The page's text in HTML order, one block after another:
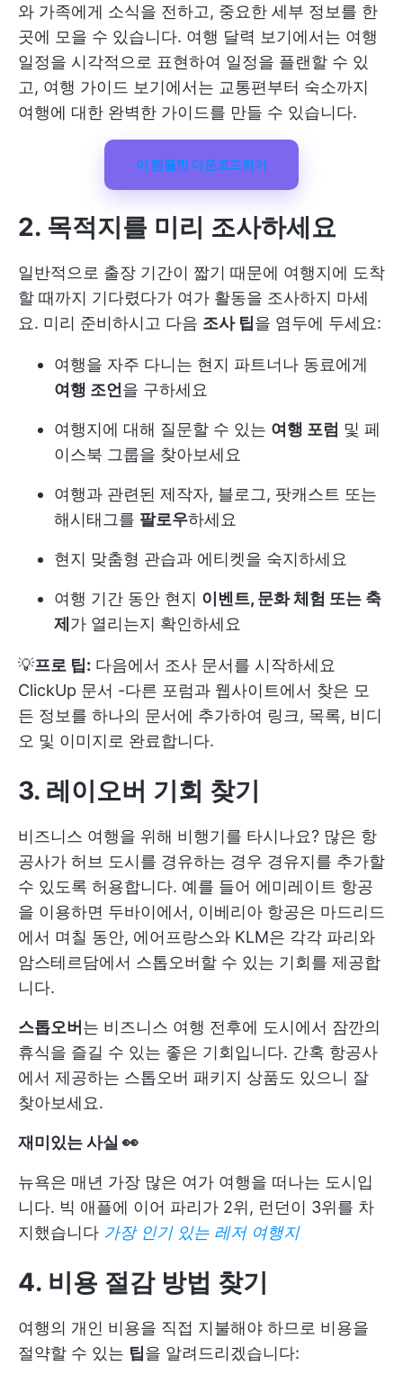
와 가족에게 소식을 전하고, 중요한 세부 정보를 한
곳에 모을 수 있습니다. 여행 달력 보기에서는 여행
일정을 시각적으로 표현하여 일정을 플랜할 수 있
고, 여행 가이드 보기에서는 교통편부터 숙소까지
여행에 대한 완벽한 가이드를 만들 수 있습니다.
이 템플릿 다운로드하기
2. 목적지를 미리 조사하세요
일반적으로 출장 기간이 짧기 때문에 여행지에 도착
할 때까지 기다렸다가 여가 활동을 조사하지 마세
요. 미리 준비하시고 다음 조사 팁을 염두에 두세요:
여행을 자주 다니는 현지 파트너나 동료에게
여행 조언을 구하세요
여행지에 대해 질문할 수 있는 여행 포럼 및 페
이스북 그룹을 찾아보세요
여행과 관련된 제작자, 블로그, 팟캐스트 또는
해시태그를 팔로우하세요
현지 맞춤형 관습과 에티켓을 숙지하세요
여행 기간 동안 현지 이벤트, 문화 체험 또는 축
제가 열리는지 확인하세요
💡프로 팁: 다음에서 조사 문서를 시작하세요
ClickUp 문서 -다른 포럼과 웹사이트에서 찾은 모
든 정보를 하나의 문서에 추가하여 링크, 목록, 비디
오 및 이미지로 완료합니다.
3. 레이오버 기회 찾기
비즈니스 여행을 위해 비행기를 타시나요? 많은 항
공사가 허브 도시를 경유하는 경우 경유지를 추가할
수 있도록 허용합니다. 예를 들어 에미레이트 항공
을 이용하면 두바이에서, 이베리아 항공은 마드리드
에서 며칠 동안, 에어프랑스와 KLM은 각각 파리와
암스테르담에서 스톱오버할 수 있는 기회를 제공합
니다.
스톱오버는 비즈니스 여행 전후에 도시에서 잠깐의
휴식을 즐길 수 있는 좋은 기회입니다. 간혹 항공사
에서 제공하는 스톱오버 패키지 상품도 있으니 잘
찾아보세요.
재미있는 사실 👀
뉴욕은 매년 가장 많은 여가 여행을 떠나는 도시입
니다. 빅 애플에 이어 파리가 2위, 런던이 3위를 차
지했습니다 가장 인기 있는 레저 여행지
4. 비용 절감 방법 찾기
여행의 개인 비용을 직접 지불해야 하므로 비용을
절약할 수 있는 팁을 알려드리겠습니다: